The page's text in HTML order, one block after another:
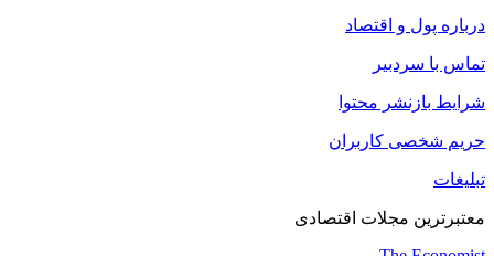
درباره پول و اقتصاد
تماس با سردبیر
شرایط بازنشر محتوا
حریم شخصی کاربران
تبلیغات
معتبرترین مجلات اقتصادی